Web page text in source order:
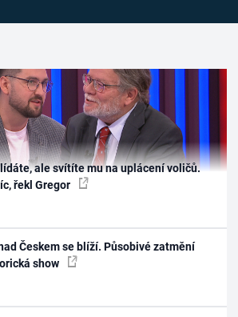
ale svítíte mu na uplácení voličů.
řekl Gregor
Českem se blíží. Působivé zatmění
show